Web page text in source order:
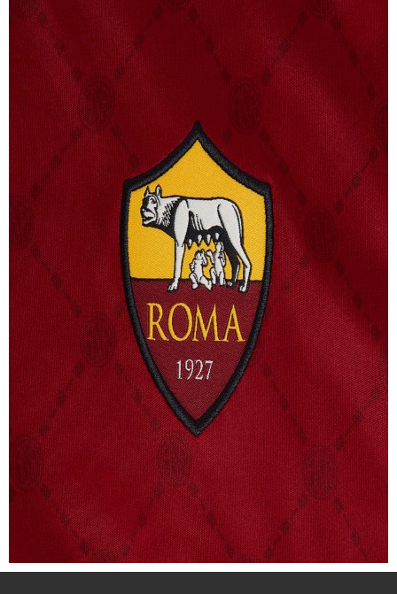
Leggi anche
Undici,
lo sport è cultura
Rivista Undici